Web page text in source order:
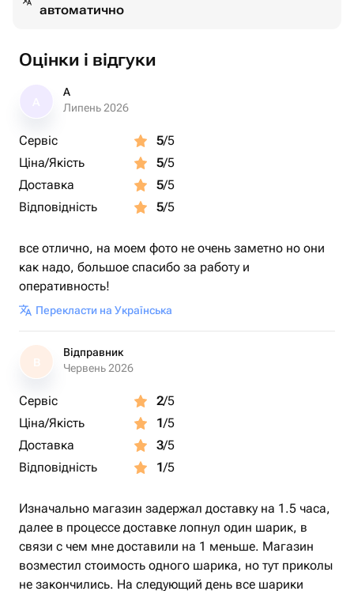
автоматично
Оцінки і відгуки
A
Липень 2026
Сервіс 5/5
Ціна/Якість
5/5
Доставка
5/5
Відповідність
5/5
все отлично, на моем фото не очень заметно но они
как надо, большое спасибо за работу и
оперативность!
Перекласти на Українська
В
Відправник
Червень 2026
Сервіс 2/5
Ціна/Якість
1/5
Доставка
3/5
Відповідність
1/5
Изначально магазин задержал доставку на 1.5 часа,
далее в процессе доставке лопнул один шарик, в
связи с чем мне доставили на 1 меньше. Магазин
возместил стоимость одного шарика, но тут приколы
не закончились. На следующий день все шарики